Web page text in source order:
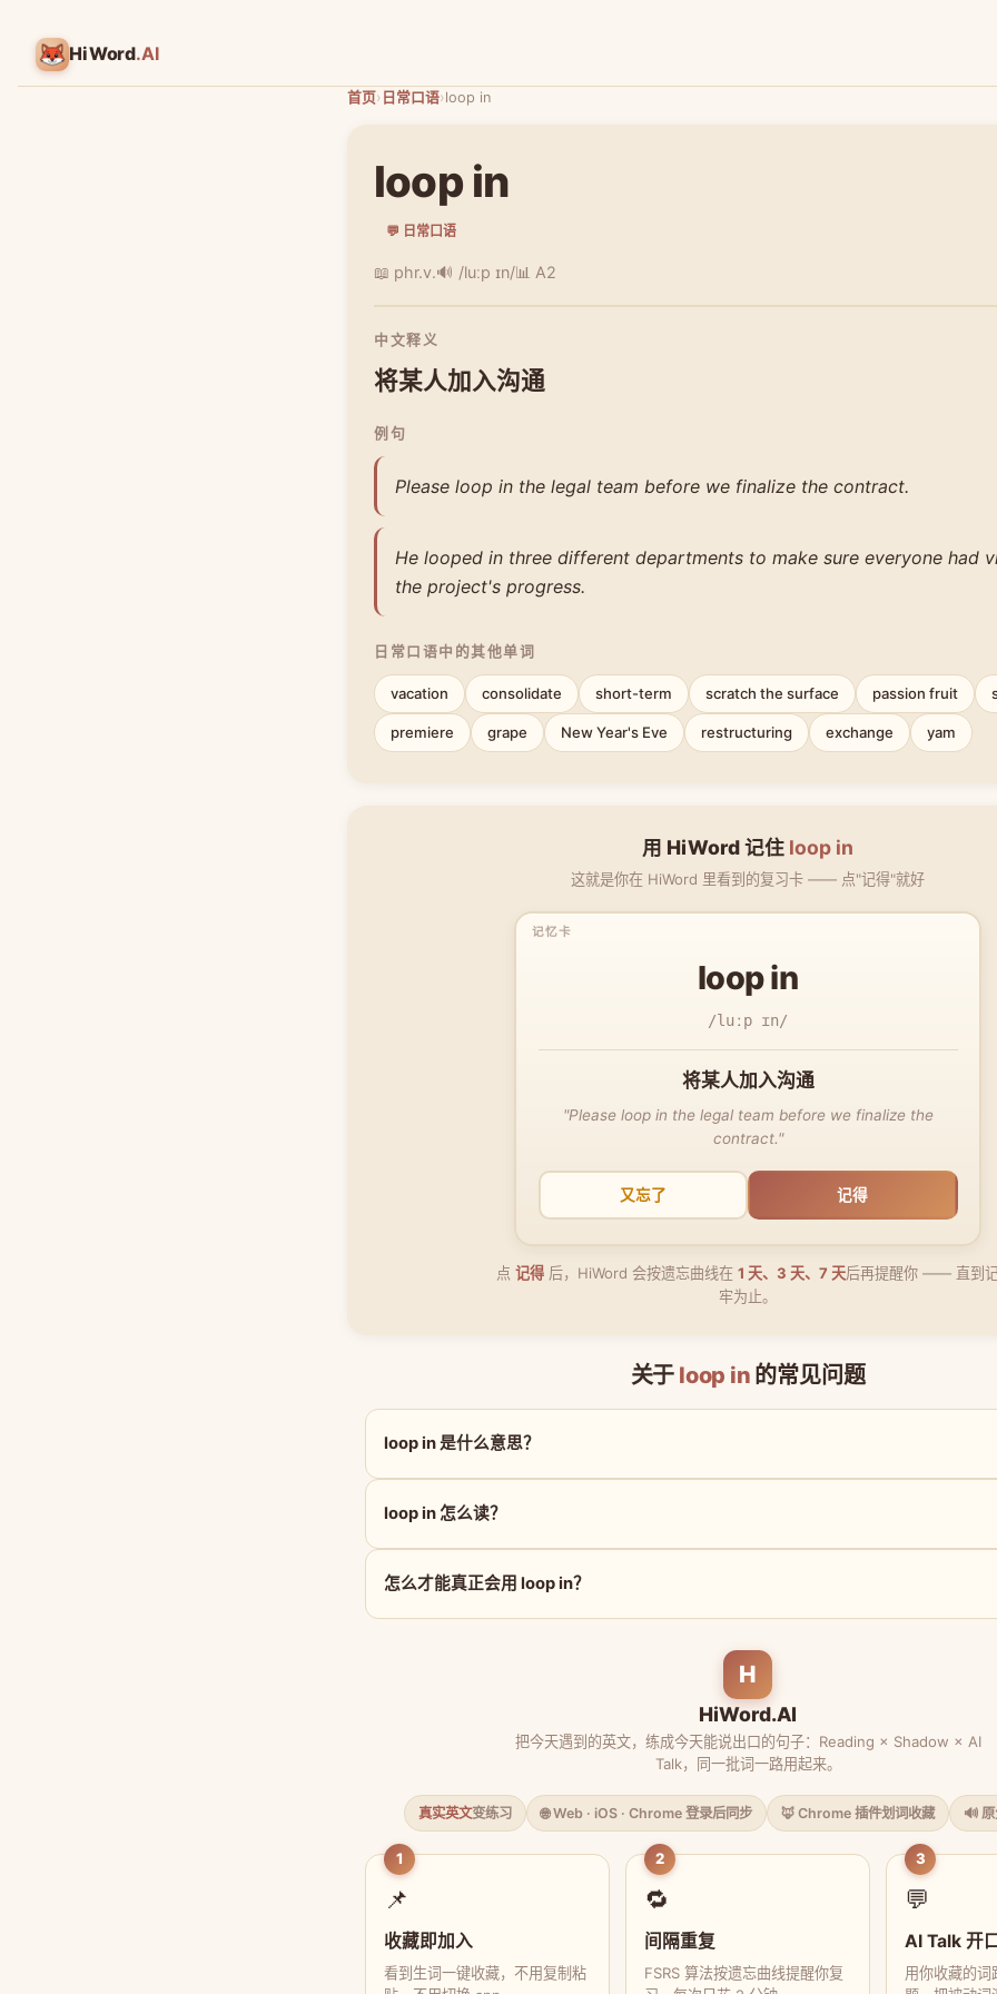
HiWord.AI
首页› 日常口语›loop in
loop in
💬 日常口语
📖 phr.v.🔊 /luːp ɪn/📊 A2
中文释义
将某人加入沟通
例句
Please loop in the legal team before we finalize the contract.
He looped in three different departments to make sure everyone had
the project's progress.
日常口语中的其他单词
vacation consolidate short-term scratch the surface passion fruit
premiere grape New Year's Eve restructuring exchange yam
用 HiWord 记住 loop in
这就是你在 HiWord 里看到的复习卡 —— 点"记得"就好
loop in
/luːp ɪn/
将某人加入沟通
"Please loop in the legal team before we finalize the
contract."
又忘了 记得
点 记得 后，HiWord 会按遗忘曲线在 1 天、3 天、7 天后再提醒你 —— 直到
牢为止。
关于 loop in 的常见问题
loop in 是什么意思？
loop in 怎么读？
怎么才能真正会用 loop in？
H
HiWord.AI
把今天遇到的英文，练成今天能说出口的句子：Reading × Shadow × AI
Talk，同一批词一路用起来。
真实英文变练习 🌐 Web · iOS · Chrome 登录后同步 🦊 Chrome 插件划词收藏 🔊
1
📌
收藏即加入
看到生词一键收藏，不用复制粘
2
🔁
间隔重复
FSRS 算法按遗忘曲线提醒你复
3
💬
AI Talk 开
用你收藏的词